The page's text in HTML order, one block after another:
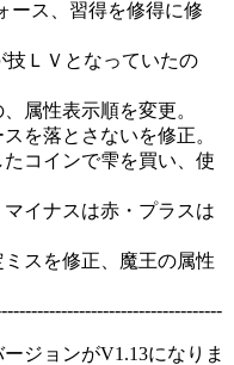
ース、習得を修得に修
技ＬＶとなっていたの
属性表示順を変更。
を落とさないを修正。
たコインで雫を買い、使
マイナスは赤・プラスは
ミスを修正、魔王の属性
ジョンがV1.13になりま